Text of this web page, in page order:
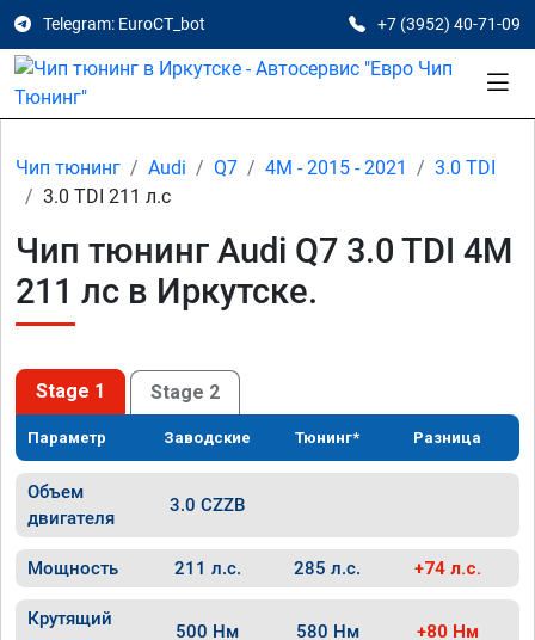
Telegram: EuroCT_bot +7 (3952) 40-71-09
Чип тюнинг Audi Q7 4M - 2015 - 2021
3.0 TDI
3.0 TDI 211 л.с
Чип тюнинг Audi Q7 3.0 TDI 4M
211 лс в Иркутске.
Stage 1 Stage 2
Параметр Заводские Тюнинг* Разница
Объем
двигателя
3.0 CZZB
Мощность 211 л.с. 285 л.с. +74 л.с.
Крутящий
500 Нм 580 Нм +80 Нм